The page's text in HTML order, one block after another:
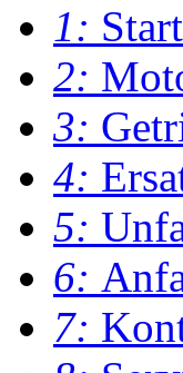
1:
2:
3:
4:
5:
6:
7: